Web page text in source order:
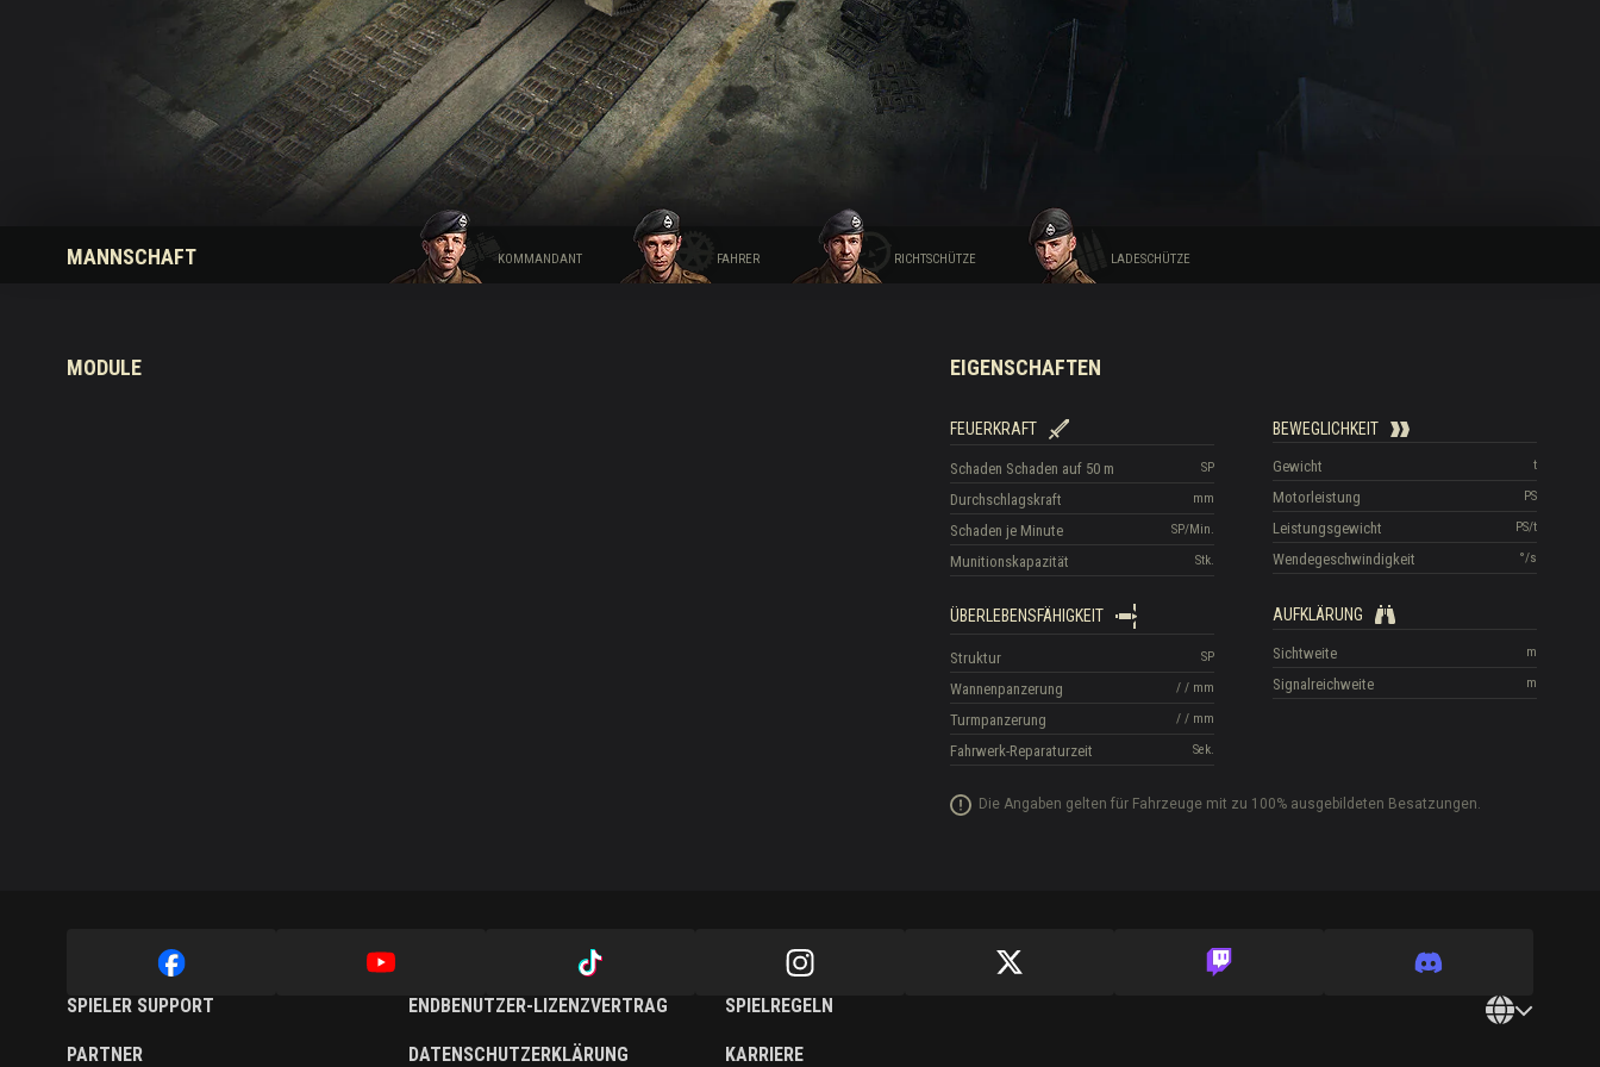
Ratgeber zu Twitch-Drops
MANNSCHAFT KOMMANDANT FAHRER RICHTSCHÜTZE LADESCHÜTZE
MODULE EIGENSCHAFTEN
FEUERKRAFT
SP
Schaden Schaden auf 50 m
mm
Durchschlagskraft
SP/Min.
Schaden je Minute
Stk.
Munitionskapazität
BEWEGLICHKEIT
t
Gewicht
PS
Motorleistung
PS/t
Leistungsgewicht
°/s
Wendegeschwindigkeit
ÜBERLEBENSFÄHIGKEIT
SP
Struktur
/ / mm
Wannenpanzerung
/ / mm
Turmpanzerung
Sek.
Fahrwerk-Reparaturzeit
AUFKLÄRUNG
m
Sichtweite
m
Signalreichweite
Die Angaben gelten für Fahrzeuge mit zu 100% ausgebildeten Besatzungen.
SPIELER SUPPORT
PARTNER
ENDBENUTZER-LIZENZVERTRAG
DATENSCHUTZERKLÄRUNG
SPIELREGELN
KARRIERE